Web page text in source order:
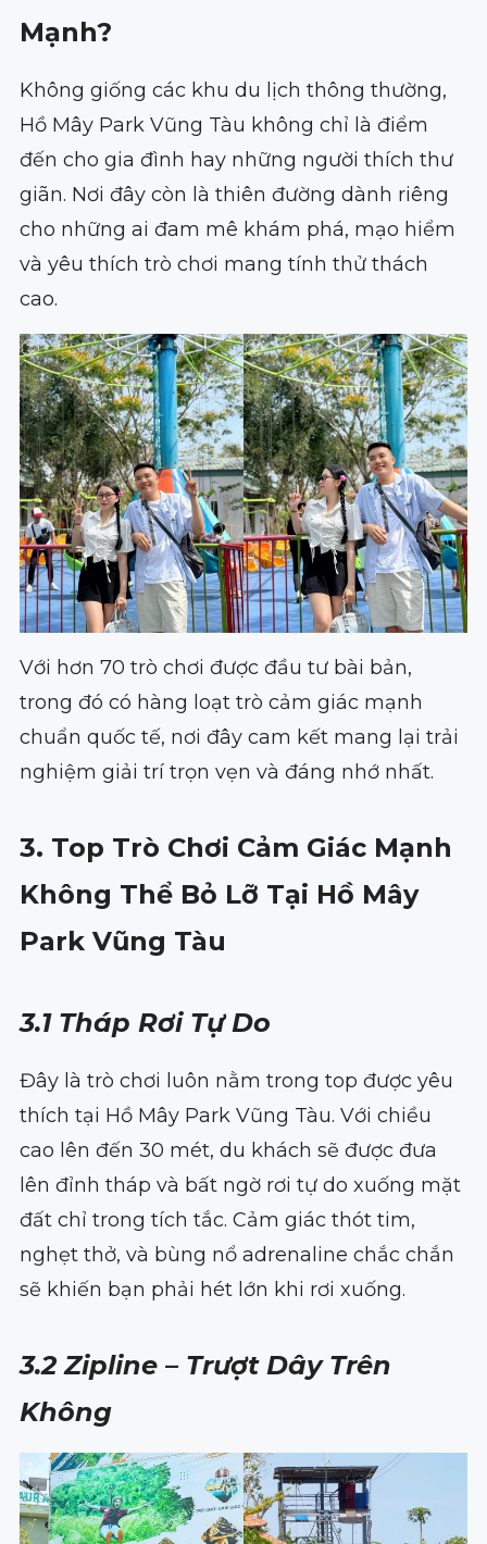
Mạnh?
Không giống các khu du lịch thông thường,
Hồ Mây Park Vũng Tàu không chỉ là điểm
đến cho gia đình hay những người thích thư
giãn. Nơi đây còn là thiên đường dành riêng
cho những ai đam mê khám phá, mạo hiểm
và yêu thích trò chơi mang tính thử thách
cao.
Với hơn 70 trò chơi được đầu tư bài bản,
trong đó có hàng loạt trò cảm giác mạnh
chuẩn quốc tế, nơi đây cam kết mang lại trải
nghiệm giải trí trọn vẹn và đáng nhớ nhất.
3. Top Trò Chơi Cảm Giác Mạnh
Không Thể Bỏ Lỡ Tại Hồ Mây
Park Vũng Tàu
3.1 Tháp Rơi Tự Do
Đây là trò chơi luôn nằm trong top được yêu
thích tại Hồ Mây Park Vũng Tàu. Với chiều
cao lên đến 30 mét, du khách sẽ được đưa
lên đỉnh tháp và bất ngờ rơi tự do xuống mặt
đất chỉ trong tích tắc. Cảm giác thót tim,
nghẹt thở, và bùng nổ adrenaline chắc chắn
sẽ khiến bạn phải hét lớn khi rơi xuống.
3.2 Zipline – Trượt Dây Trên
Không